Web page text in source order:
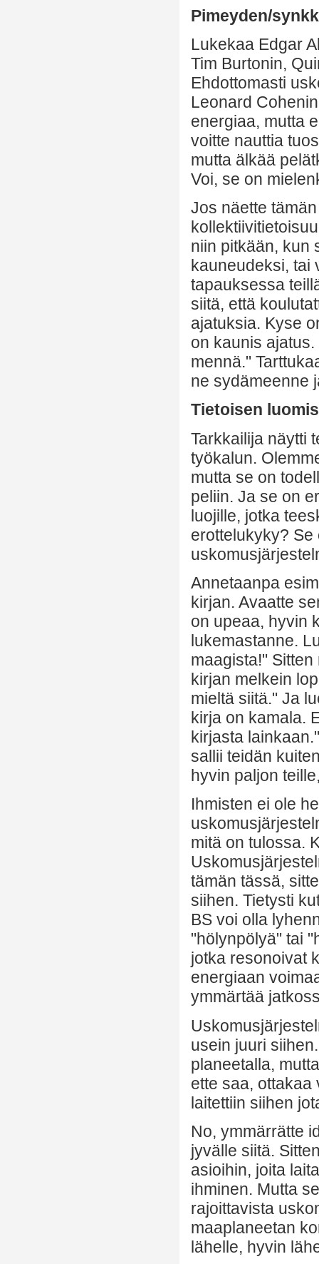
Pimeyden/
Lukekaa Edgar
Tim Burtonin,
Ehdottomasti
Leonard
energiaa, mutta
voitte nauttia
mutta älkää
Voi, se on
Jos näette
niin pitkään, kun
kauneudeksi, tai
tapauksessa
siitä, että
ajatuksia. Kyse
on kaunis
mennä."
ne sydämeenne
Tietoisen
Tarkkailija näytti
työkalun.
mutta se on
peliin. Ja se on
luojille, jotka
erottelukyky? Se
Annetaanpa
kirjan. Avaatte
on upeaa, hyvin
lukemastanne.
maagista!"
kirjan melkein
mieltä siitä." Ja
kirja on kamala.
kirjasta
sallii teidän
hyvin paljon
Ihmisten ei ole
mitä on tulossa.
tämän tässä,
siihen. Tietysti
BS voi olla
"hölynpölyä" tai
jotka resonoivat
energiaan
ymmärtää
usein juuri
planeetalla,
ette saa, ottakaa
laitettiin siihen
No, ymmärrätte
jyvälle siitä.
asioihin, joita
ihminen. Mutta
rajoittavista
maaplaneetan
lähelle, hyvin